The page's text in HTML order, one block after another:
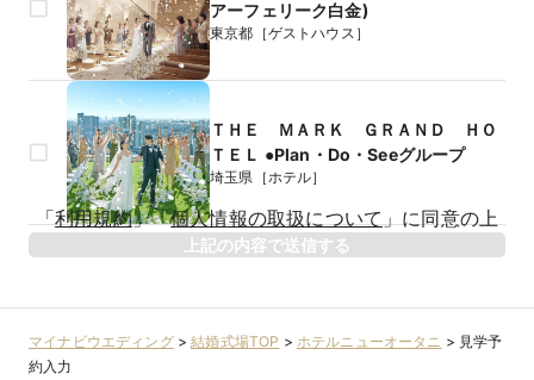
アーフェリーク白金)
東京都［ゲストハウス］
ＴＨＥ ＭＡＲＫ ＧＲＡＮＤ ＨＯ
ＴＥＬ ●Plan・Do・Seeグループ
埼玉県［ホテル］
生年月日
年
「利用規約」「個人情報の取扱について」に同意の上
上記の内容で送信する
マイナビウエディング>結婚式場TOP > ホテルニューオータニ > 見学予
約入力